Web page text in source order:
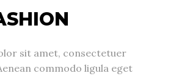
sit amet, consectetuer
commodo ligula eget